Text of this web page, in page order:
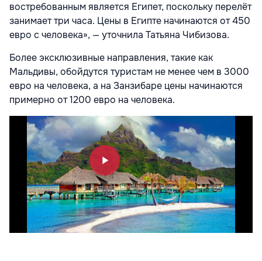
востребованным является Египет, поскольку перелёт
занимает три часа. Цены в Египте начинаются от 450
евро с человека», — уточнила Татьяна Чибизова.
Более эксклюзивные направления, такие как
Мальдивы, обойдутся туристам не менее чем в 3000
евро на человека, а на Занзибаре цены начинаются
примерно от 1200 евро на человека.